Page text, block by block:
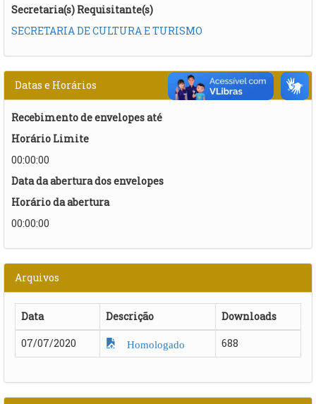
Secretaria(s) Requisitante(s)
SECRETARIA DE CULTURA E TURISMO
Datas e Horários
Recebimento de envelopes até
Horário Limite
00:00:00
Data da abertura dos envelopes
Horário da abertura
00:00:00
Arquivos
Data Descrição
Downloads
07/07/2020
Homologado 688